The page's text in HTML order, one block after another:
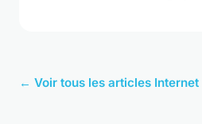
← Voir tous les articles Internet